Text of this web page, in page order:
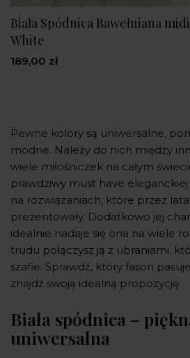
Biała Spódnica Bawełniana
White
189,00 zł
Pewne kolory są uniwersalne,
modne. Należy do nich między
wiele miłośniczek na całym
prawdziwy must have
na rozwiązaniach, które przez
prezentowały. Dodatkowo jej
idealnie nadaje się ona na wiele
trudu połączysz ją z ubraniami,
szafie. Sprawdź, który fason
znajdź swoją idealną propozycję.
Biała spódnica –
uniwersalna